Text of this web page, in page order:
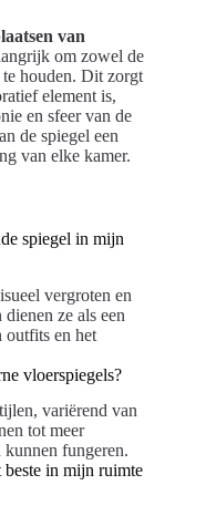
van
om zowel de
houden. Dit zorgt
element is,
en sfeer van de
de spiegel een
van elke kamer.
spiegel in mijn
vergroten en
ze als een
outfits en het
vloerspiegels?
variërend van
tot meer
kunnen fungeren.
beste in mijn ruimte